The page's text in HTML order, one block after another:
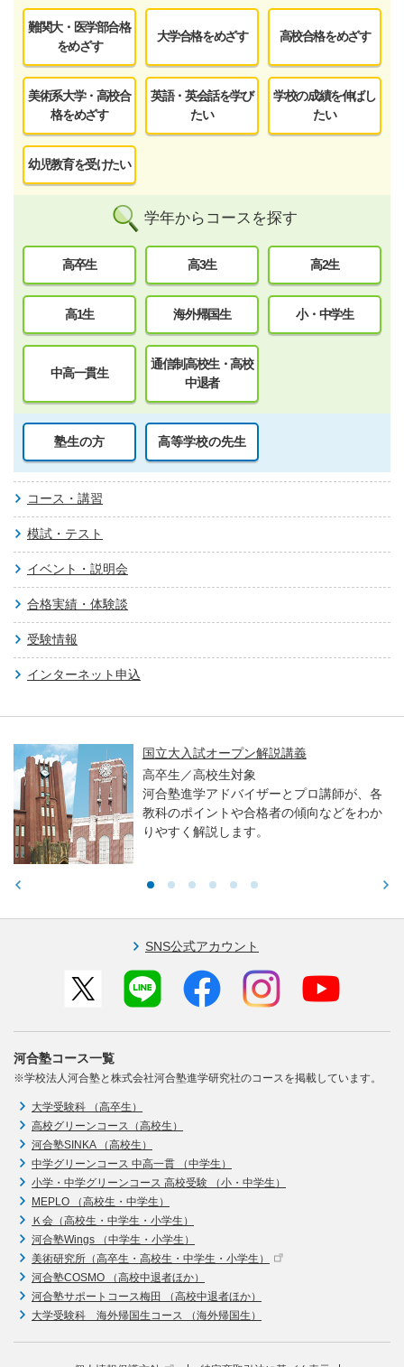
難関大・医学部合格
をめざす
大学合格をめざす 高校合格をめざす
美術系大学・高校合
格をめざす
英語・英会話を学び
たい
学校の成績を伸ばし
たい
幼児教育を受けたい
学年からコースを探す
高卒生 高3生 高2生
高1生 海外帰国生 小・中学生
中高一貫生
通信制高校生・高校
中退者
塾生の方 高等学校の先生
コース・講習
模試・テスト
イベント・説明会
合格実績・体験談
受験情報
インターネット申込
国立大入試オープン解説講義
高卒生／高校生対象
河合塾進学アドバイザーとプロ講師が、各
教科のポイントや合格者の傾向などをわか
りやすく解説します。
SNS公式アカウント
河合塾コース一覧
※学校法人河合塾と株式会社河合塾進学研究社のコースを掲載しています。
大学受験科 （高卒生）
高校グリーンコース（高校生）
河合塾SINKA （高校生）
中学グリーンコース 中高一貫 （中学生）
小学・中学グリーンコース 高校受験 （小・中学生）
MEPLO （高校生・中学生）
Ｋ会（高校生・中学生・小学生）
河合塾Wings （中学生・小学生）
美術研究所（高卒生・高校生・中学生・小学生）
河合塾COSMO （高校中退者ほか）
河合塾サポートコース梅田 （高校中退者ほか）
大学受験科 海外帰国生コース （海外帰国生）